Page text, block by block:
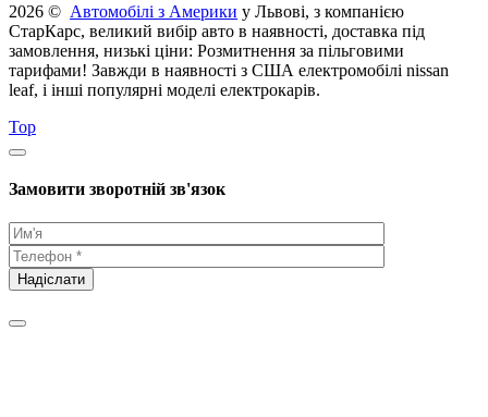
2026 © Автомобілі з Америки у Львові, з компанією
СтарКарс, великий вибір авто в наявності, доставка під
замовлення, низькі ціни: Розмитнення за пільговими
тарифами! Завжди в наявності з США електромобілі nissan
leaf, і інші популярні моделі електрокарів.
Top
Замовити зворотній зв'язок